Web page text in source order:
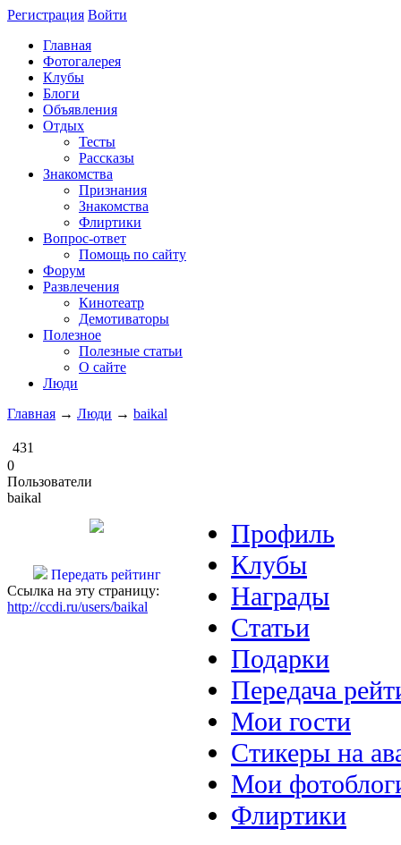
Регистрация Войти
Главная
Фотогалерея
Клубы
Блоги
Объявления
Отдых
Тесты
Рассказы
Знакомства
Признания
Знакомства
Флиртики
Вопрос-ответ
Помощь по сайту
Форум
Развлечения
Кинотеатр
Демотиваторы
Полезное
Полезные статьи
О сайте
Люди
Главная → Люди → baikal
431
0
Пользователи
baikal
Передать рейтинг
Ссылка на эту страницу:
http://ccdi.ru/users/baikal
Профиль
Клубы
Награды
Статьи
Подарки
Передача
Мои гости
Стикеры на
Мои
Флиртики